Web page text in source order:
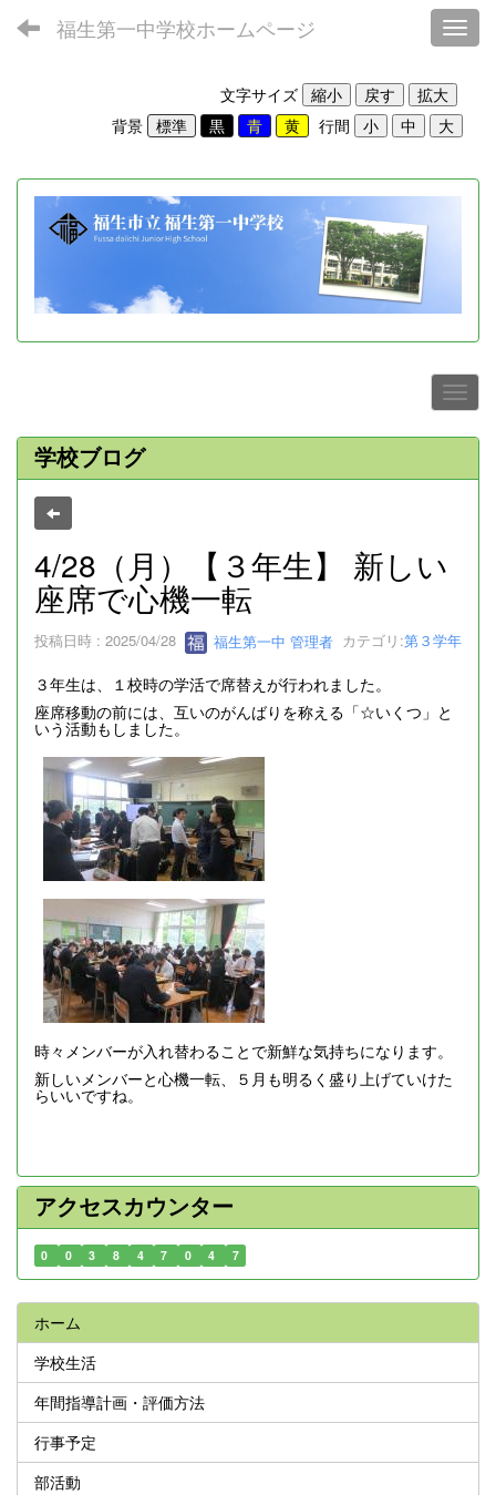
福生第一中学校ホームページ
文字サイズ
背景
行間
学校ブログ
4/28（月）【３年生】 新しい
座席で心機一転
投稿日時 : 2025/04/28 福生第一中 管理者 カテゴリ:第３学年
３年生は、１校時の学活で席替えが行われました。
座席移動の前には、互いのがんばりを称える「☆いくつ」と
いう活動もしました。
時々メンバーが入れ替わることで新鮮な気持ちになります。
新しいメンバーと心機一転、５月も明るく盛り上げていけた
らいいですね。
アクセスカウンター
0 0 3 8 4 7 0 4 7
ホーム
学校生活
年間指導計画・評価方法
行事予定
部活動